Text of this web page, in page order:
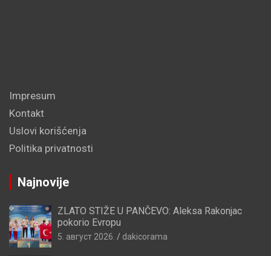
Impresum
Kontakt
Uslovi korišćenja
Politika privatnosti
Najnovije
ZLATO STIŽE U PANČEVO: Aleksa Rakonjac
pokorio Evropu
5. август 2026. dakicorama